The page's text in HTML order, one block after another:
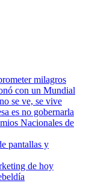
milagros
con un Mundial
se ve, se vive
es no gobernarla
Nacionales de
pantallas y
de hoy